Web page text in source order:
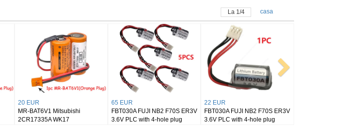
La 2/4 casa
20 EUR
FX3U-32BL Mitsubishi FX3U
GT11-50BAT 3PCS
451 EUR
FX2NC-32BL Mitsubishi
FX2NC-32BL ER10280 battery
111 EUR
FX2NC-32BL Mitsubishi
FX2NC-32BL ER10280 battery